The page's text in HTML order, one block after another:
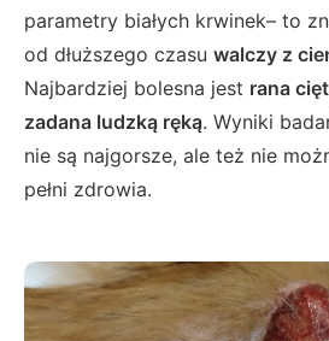
parametry białych krwinek– to
od dłuższego czasu walczy z
Najbardziej bolesna jest rana
zadana ludzką ręką. Wyniki
nie są najgorsze, ale też nie
pełni zdrowia.